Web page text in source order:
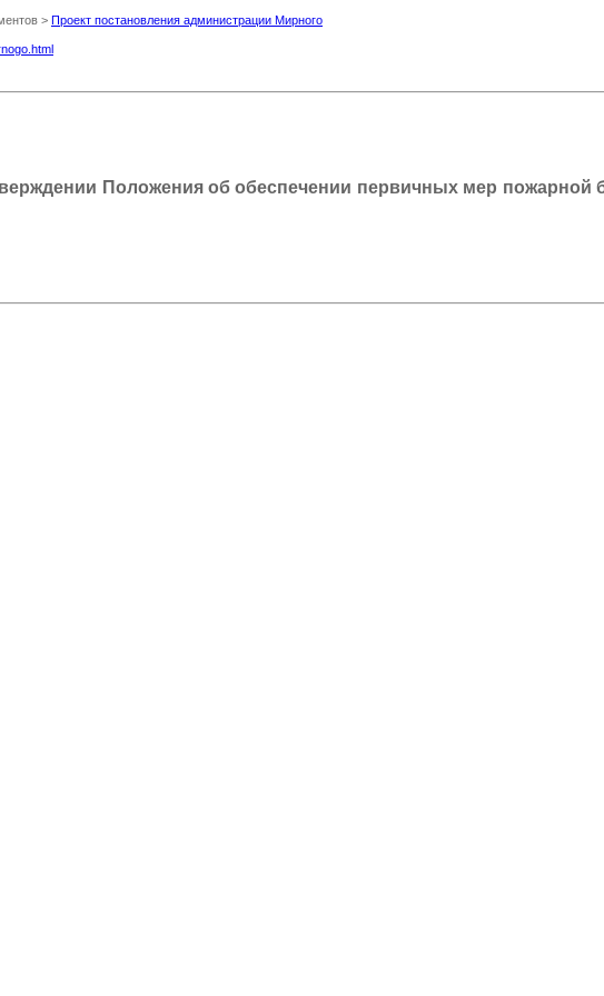
> Проект постановления администрации Мирного
Положения об обеспечении первичных мер пожарной